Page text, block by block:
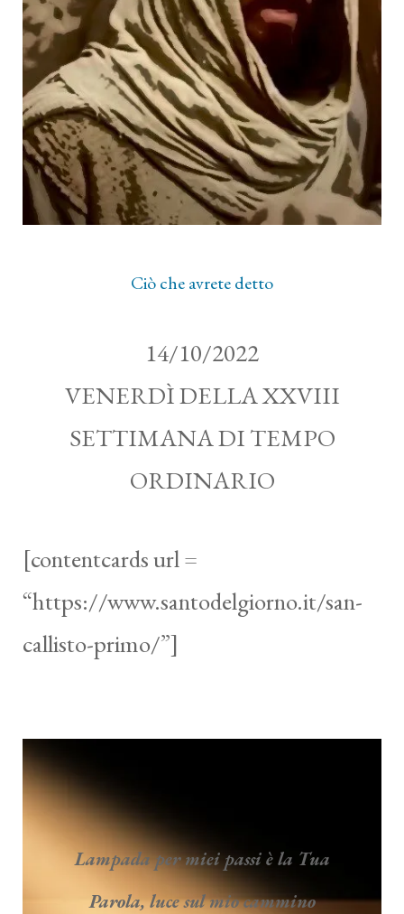
Ciò che avrete detto
14/10/2022
VENERDÌ DELLA XXVIII
SETTIMANA DI TEMPO
ORDINARIO
[contentcards url =
“https://www.santodelgiorno.it/san-
callisto-primo/”]
Lampada per miei passi è la Tua
Parola, luce sul mio cammino